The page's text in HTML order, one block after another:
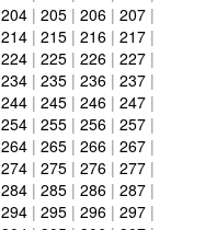
204 | 205 | 206 | 207 |
214 | 215 | 216 | 217 |
224 | 225 | 226 | 227 |
234 | 235 | 236 | 237 |
244 | 245 | 246 | 247 |
254 | 255 | 256 | 257 |
264 | 265 | 266 | 267 |
274 | 275 | 276 | 277 |
284 | 285 | 286 | 287 |
294 | 295 | 296 | 297 |